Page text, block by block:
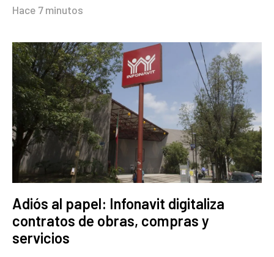
Hace 7 minutos
Adiós al papel: Infonavit digitaliza
contratos de obras, compras y
servicios